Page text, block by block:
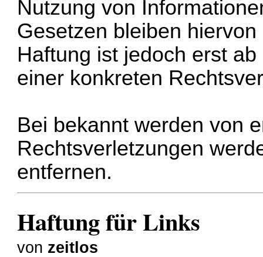
Nutzung von
Gesetzen bleiben
Haftung ist jedoch erst
einer konkreten
Bei bekannt werden von
Rechtsverletzungen
entfernen.
Haftung für Links
von zeitlos